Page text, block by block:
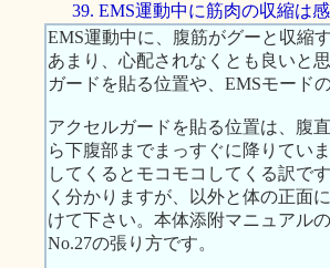
39. EMS運動中に筋肉の収縮は
EMS運動中に、腹筋がグーと収縮
あまり、心配されなくとも良いと
ガードを貼る位置や、EMSモード
アクセルガードを貼る位置は、腹
ら下腹部までまっすぐに降りてい
してくるとモコモコしてくる訳で
く分かりますが、以外と体の正面
けて下さい。本体添附マニュアル
No.27の張り方です。